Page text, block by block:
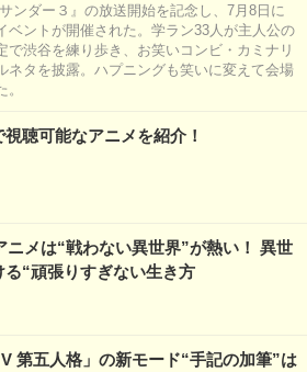
ンダー３』の放送開始を記念し、7月8日に
ベントが開催された。学ラン33人が主人公の
で渋谷を練り歩き、お笑いコンビ・カミナリ
ネタを披露。ハプニングも笑いに変えて会場
聴可能なアニメを紹介！
ニメは“戦わない異世界”が熱い！ 異世
る“頑張りすぎない生き方
V 第五人格」の新モード“手記の加筆”は